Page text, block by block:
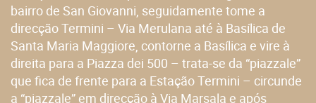
bairro de San Giovanni, seguidamente tome a
direcção Termini – Via Merulana até à Basílica de
Santa Maria Maggiore, contorne a Basílica e vire à
direita para a Piazza dei 500 – trata-se da “piazzale”
que fica de frente para a Estação Termini – circunde
a “piazzale” em direcção à Via Marsala e após